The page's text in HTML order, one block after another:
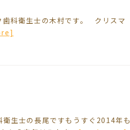
歯科衛生士の木村です。 クリスマ
生士の長尾ですもうすぐ2014年も